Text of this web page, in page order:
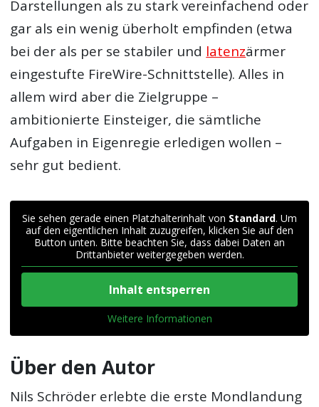
Darstellungen als zu stark vereinfachend oder
gar als ein wenig überholt empfinden (etwa
bei der als per se stabiler und latenzärmer
eingestufte FireWire-Schnittstelle). Alles in
allem wird aber die Zielgruppe –
ambitionierte Einsteiger, die sämtliche
Aufgaben in Eigenregie erledigen wollen –
sehr gut bedient.
Sie sehen gerade einen Platzhalterinhalt von Standard. Um
auf den eigentlichen Inhalt zuzugreifen, klicken Sie auf den
Button unten. Bitte beachten Sie, dass dabei Daten an
Drittanbieter weitergegeben werden.
Inhalt entsperren
Weitere Informationen
Über den Autor
Nils Schröder erlebte die erste Mondlandung